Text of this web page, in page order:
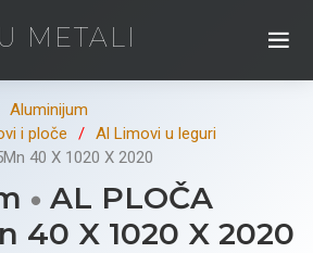
METALI
Aluminijum
i ploče
Al Limovi u leguri
40 X 1020 X 2020
AL PLOČA
40 X 1020 X 2020